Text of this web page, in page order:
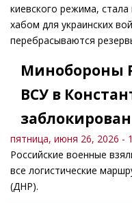
киевского режима,
хабом для украинских
перебрасываются
Минобороны
ВСУ в
пятница, июня 26, 2026 -
Российские военные
все логистические
(ДНР).